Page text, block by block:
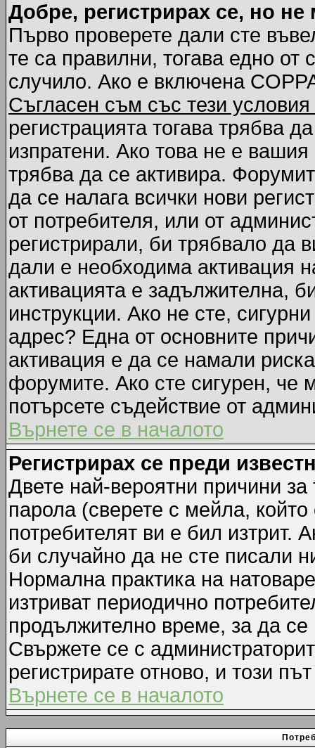
Добре, регистрирах се, но не
Първо проверете дали сте
те са правилни, тогава едно
случило. Ако е включена
Съгласен съм със тези
регистрацията тогава трябва
изпратени. Ако това не е
трябва да се активира.
да се налага всички нови
от потребителя, или от
регистрирали, би трябвало да
дали е необходима активация
активацията е задължителна,
инструкции. Ако не сте,
адрес? Една от основните
активация е да се намали
форумите. Ако сте сигурен, че
потърсете съдействие от
Върнете се в началото
Регистрирах се преди
Двете най-вероятни причини
парола (сверете с мейла,
потребителят ви е бил изтрит.
би случайно да не сте писали
Нормална практика на
изтриват периодично
продължително време, за да
Свържете се с
регистрирате отново, и този
Върнете се в началото